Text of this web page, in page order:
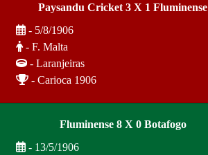
Paysandu Cricket 3 X 1 Fluminense
- 5/8/1906
- F. Malta
- Laranjeiras
- Carioca 1906
Fluminense 8 X 0 Botafogo
- 13/5/1906